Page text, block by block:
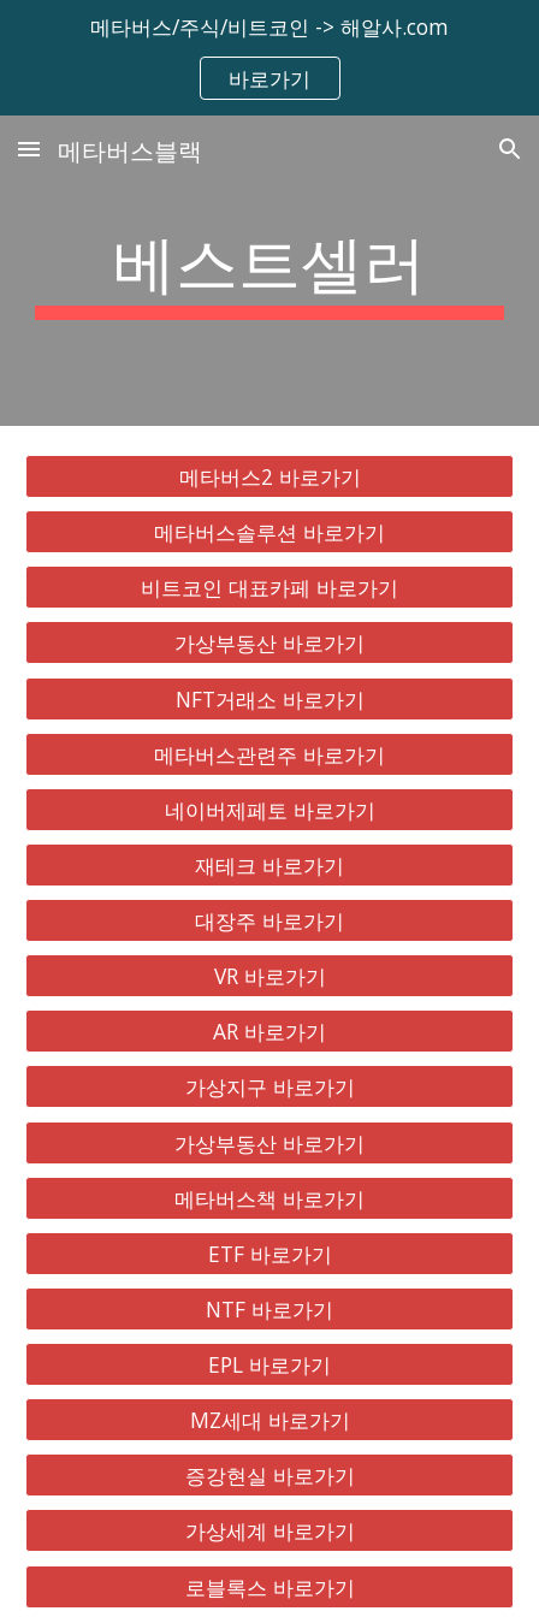
Skip to main content Skip to navigation
메타버스/주식/비트코인 -> 해알사.com
바로가기
메타버스블랙
베스트셀러
메타버스2 바로가기
메타버스솔루션 바로가기
비트코인 대표카페 바로가기
가상부동산 바로가기
NFT거래소 바로가기
메타버스관련주 바로가기
네이버제페토 바로가기
재테크 바로가기
대장주 바로가기
VR 바로가기
AR 바로가기
가상지구 바로가기
가상부동산 바로가기
메타버스책 바로가기
ETF 바로가기
NTF 바로가기
EPL 바로가기
MZ세대 바로가기
증강현실 바로가기
가상세계 바로가기
로블록스 바로가기